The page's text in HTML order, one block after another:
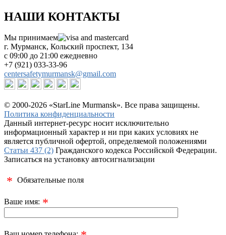
НАШИ КОНТАКТЫ
Мы принимаем
г. Мурманск, Кольский проспект, 134
с 09:00 до 21:00 ежедневно
+7 (921) 033-33-96
centersafetymurmansk@gmail.com
© 2000-2026 «StarLine Murmansk». Все права защищены.
Политика конфиденциальности
Данный интернет-ресурс носит исключительно
информационный характер и ни при каких условиях не
является публичной офертой, определяемой положениями
Статьи 437 (2) Гражданского кодекса Российской Федерации.
Записаться на установку автосигнализации
* Обязательные поля
Ваше имя: *